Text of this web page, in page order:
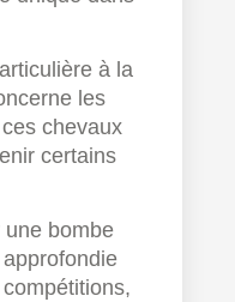
à la
les
chevaux
certains
bombe